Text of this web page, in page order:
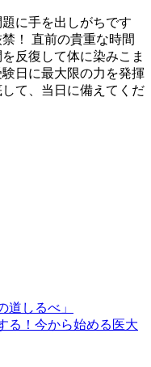
に手を出しがちです
！ 直前の貴重な時間
反復して体に染みこま
日に最大限の力を発揮
て、当日に備えてくだ
道しるべ」
る！今から始める医大